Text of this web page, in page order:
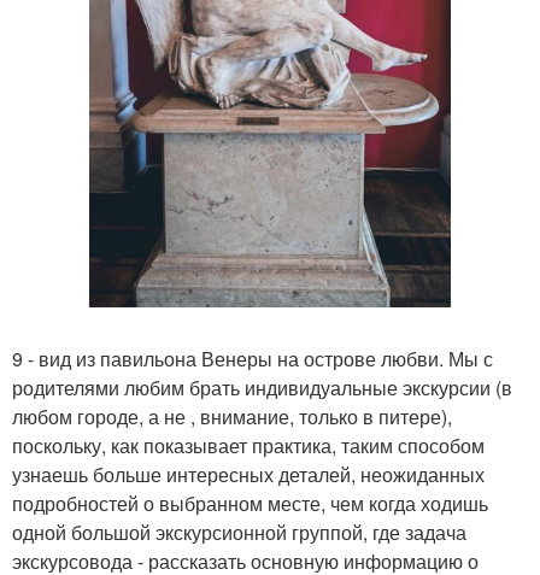
9 - вид из павильона Венеры на острове любви. Мы с
родителями любим брать индивидуальные экскурсии (в
любом городе, а не , внимание, только в питере),
поскольку, как показывает практика, таким способом
узнаешь больше интересных деталей, неожиданных
подробностей о выбранном месте, чем когда ходишь
одной большой экскурсионной группой, где задача
экскурсовода - рассказать основную информацию о